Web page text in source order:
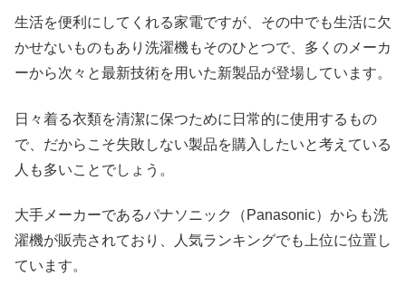
生活を便利にしてくれる家電ですが、その中でも生活に欠
かせないものもあり洗濯機もそのひとつで、多くのメーカ
ーから次々と最新技術を用いた新製品が登場しています。
日々着る衣類を清潔に保つために日常的に使用するもの
で、だからこそ失敗しない製品を購入したいと考えている
人も多いことでしょう。
大手メーカーであるパナソニック（Panasonic）からも洗
濯機が販売されており、人気ランキングでも上位に位置し
ています。